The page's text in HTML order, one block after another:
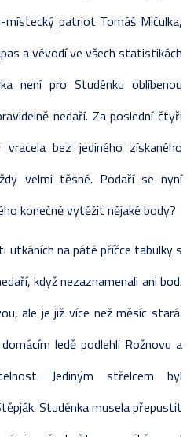
patriot Tomáš Mičulka,
a vévodí ve všech statistikách
není pro Studénku oblíbenou
nedaří. Za poslední čtyři
bez jediného získaného
velmi těsné. Podaří se nyní
konečně vytěžit nějaké body?
utkáních na páté příčce tabulky s
když nezaznamenali ani bod.
ale je již více než měsíc stará.
ledě podlehli Rožnovu a
Jediným střelcem byl
Studénka musela přepustit